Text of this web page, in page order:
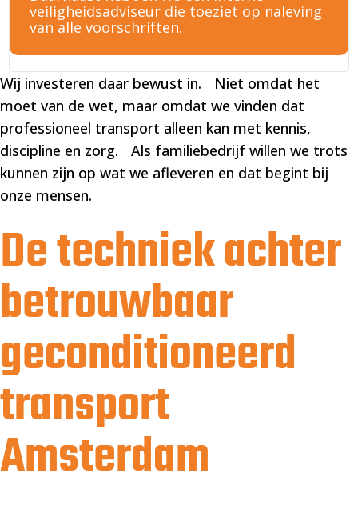
veiligheidsadviseur die toeziet op naleving
van alle voorschriften.
Wij investeren daar bewust in. Niet omdat het
moet van de wet, maar omdat we vinden dat
professioneel transport alleen kan met kennis,
discipline en zorg. Als familiebedrijf willen we trots
kunnen zijn op wat we afleveren en dat begint bij
onze mensen.
De techniek achter
betrouwbaar
geconditioneerd
transport
Amsterdam